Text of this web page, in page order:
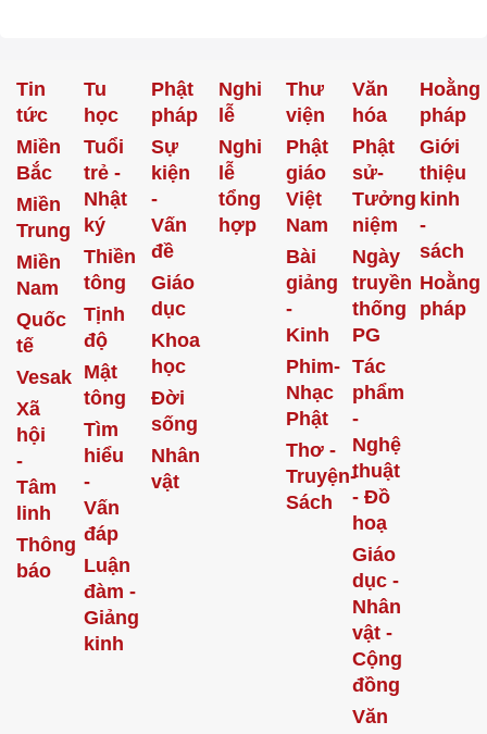
Tin
tức
Miền
Bắc
Miền
Trung
Miền
Nam
Quốc
tế
Vesak
Xã
hội
-
Tâm
linh
Thông
báo
Tu
học
Tuổi
trẻ -
Nhật
ký
Thiền
tông
Tịnh
độ
Mật
tông
Tìm
hiểu
-
Vấn
đáp
Luận
đàm -
Giảng
kinh
Phật
pháp
Sự
kiện
-
Vấn
đề
Giáo
dục
Khoa
học
Đời
sống
Nhân
vật
Nghi
lễ
Nghi
lễ
tổng
hợp
Thư
viện
Phật
giáo
Việt
Nam
Bài
giảng
-
Kinh
Phim-
Nhạc
Phật
Thơ -
Truyện-
Sách
Văn
hóa
Phật
sử-
Tưởng
niệm
Ngày
truyền
thống
PG
Tác
phẩm
-
Nghệ
thuật
- Đồ
hoạ
Giáo
dục -
Nhân
vật -
Cộng
đồng
Văn
Hoằng
pháp
Giới
thiệu
kinh
-
sách
Hoằng
pháp